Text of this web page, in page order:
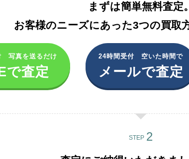
まずは簡単無料査定。
お客様のニーズにあった3つの買取
写真を送るだけ
で査定
24時間受付 空いた時間で
メールで査定
STEP